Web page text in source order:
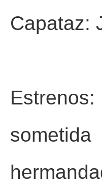
Capataz: